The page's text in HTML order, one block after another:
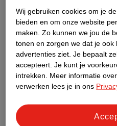
Ronde Spa's
Wij gebruiken cookies om je
bieden en om onze website
maken. Zo kunnen we jou de
tonen en zorgen we dat je
advertenties ziet. Je bepaalt
accepteert. Je kunt je
intrekken.
Meer informatie
verwerken lees je in ons